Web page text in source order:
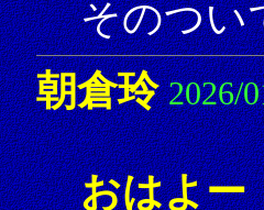
そのつ
朝倉玲 2026/
おはよ